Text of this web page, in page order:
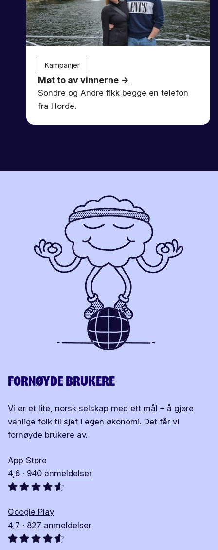
Kampanjer
Møt to av vinnerne →
Sondre og Andre fikk begge en telefon
fra Horde.
FORNØYDE BRUKERE
Vi er et lite, norsk selskap med ett mål – å gjøre
vanlige folk til sjef i egen økonomi. Det får vi
fornøyde brukere av.
App Store
4,6 · 940 anmeldelser
Google Play
4,7 · 827 anmeldelser